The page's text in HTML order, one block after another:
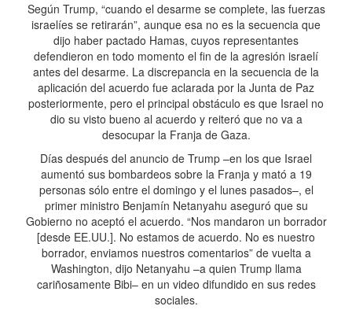
Según Trump, “cuando el desarme se complete, las fuerzas
israelíes se retirarán”, aunque esa no es la secuencia que
dijo haber pactado Hamas, cuyos representantes
defendieron en todo momento el fin de la agresión israelí
antes del desarme. La discrepancia en la secuencia de la
aplicación del acuerdo fue aclarada por la Junta de Paz
posteriormente, pero el principal obstáculo es que Israel no
dio su visto bueno al acuerdo y reiteró que no va a
desocupar la Franja de Gaza.
Días después del anuncio de Trump –en los que Israel
aumentó sus bombardeos sobre la Franja y mató a 19
personas sólo entre el domingo y el lunes pasados–, el
primer ministro Benjamín Netanyahu aseguró que su
Gobierno no aceptó el acuerdo. “Nos mandaron un borrador
[desde EE.UU.]. No estamos de acuerdo. No es nuestro
borrador, enviamos nuestros comentarios” de vuelta a
Washington, dijo Netanyahu –a quien Trump llama
cariñosamente Bibi– en un video difundido en sus redes
sociales.